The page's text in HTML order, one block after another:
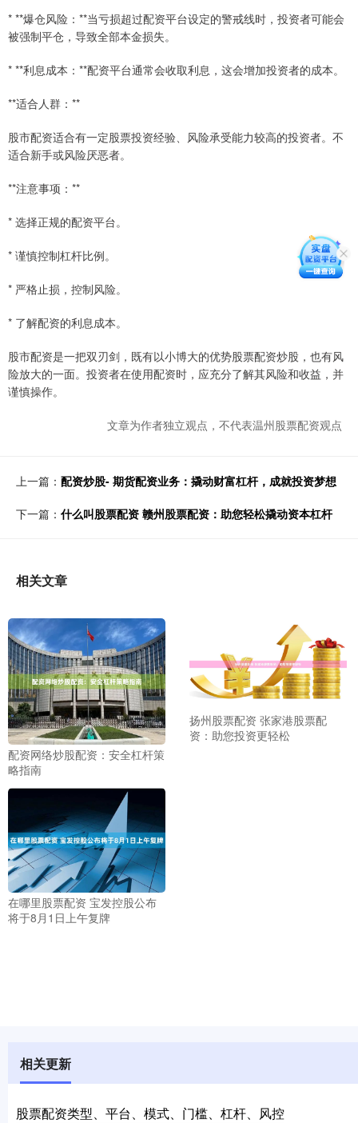
* **爆仓风险：**当亏损超过配资平台设定的警戒线时，投资者可能会
被强制平仓，导致全部本金损失。
* **利息成本：**配资平台通常会收取利息，这会增加投资者的成本。
**适合人群：**
股市配资适合有一定股票投资经验、风险承受能力较高的投资者。不
适合新手或风险厌恶者。
**注意事项：**
* 选择正规的配资平台。
* 谨慎控制杠杆比例。
* 严格止损，控制风险。
* 了解配资的利息成本。
股市配资是一把双刃剑，既有以小博大的优势股票配资炒股，也有风
险放大的一面。投资者在使用配资时，应充分了解其风险和收益，并
谨慎操作。
文章为作者独立观点，不代表温州股票配资观点
上一篇： 配资炒股- 期货配资业务：撬动财富杠杆，成就投资梦想
下一篇： 什么叫股票配资 赣州股票配资：助您轻松撬动资本杠杆
相关文章
配资网络炒股配资：安全杠杆策
略指南
扬州股票配资 张家港股票配
资：助您投资更轻松
在哪里股票配资 宝发控股公布
将于8月1日上午复牌
相关更新
股票配资类型、平台、模式、门槛、杠杆、风控